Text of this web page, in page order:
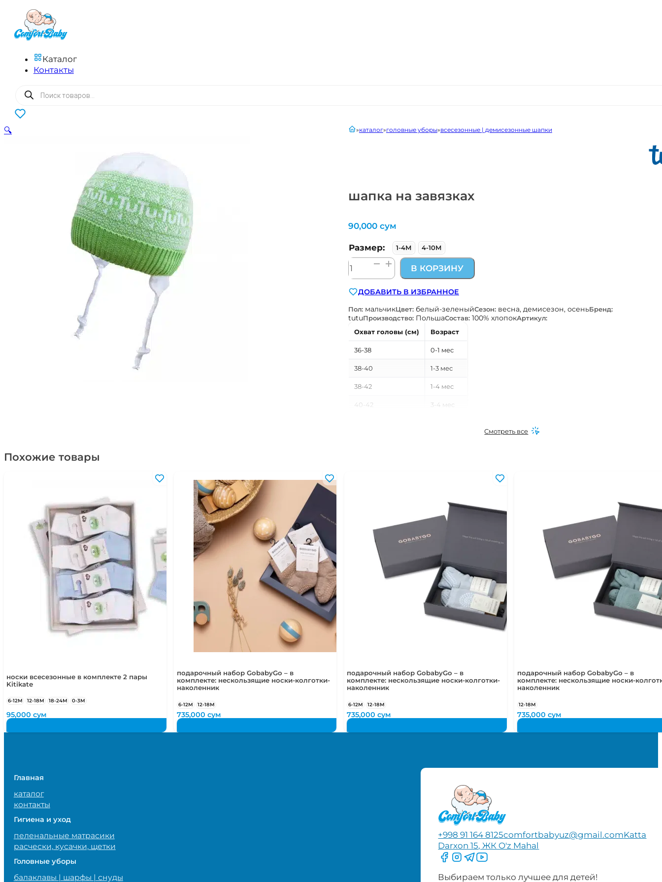
Каталог
Контакты
Поиск
товаров
0
шапка на завязках
главнаякаталог головные уборы всесезонные | демисезонные шапки
90,000 сум
Размер: 1-4М 4-10М
Количество
товара
на
завязках
В КОРЗИНУ
ДОБАВИТЬ В ИЗБРАННОЕ
Пол: мальчикЦвет: белый-зеленыйСезон: весна, демисезон, осеньБренд:
tutuПроизводство: ПольшаСостав: 100% хлопокАртикул:
Охват головы (см)
Возраст
36-38 0-1 мес
38-40 1-3 мес
38-42 1-4 мес
40-42 3-4 мес
6-16 мес
46-48
1-4 года
1,5-2 года
1,5-4 года
2-4 года
Смотреть все
🔍
Похожие товары
носки всесезонные в комплекте 2 пары
Kitikate
6-12М 12-18М 18-24М 0-3М
95,000сум
подарочный набор GobabyGo – в
комплекте: нескользящие носки-колготки-
наколенник
6-12М 12-18М
735,000 сум
подарочный набор GobabyGo – в
комплекте: нескользящие носки-колготки-
наколенник
6-12М 12-18М
735,000сум
подарочный набор GobabyGo – в
комплекте: нескользящие носки-
наколенник
12-18М
735,000 сум
Главная
каталог
контакты
Гигиена и уход
пеленальные матрасики
расчески, кусачки, щетки
Головные уборы
балаклавы | шарфы | снуды
+998 91 164 8125comfortbabyuz@gmail.comKatta
Darxon 15, ЖК O'z Mahal
Следите за нами на Facebook
Следите за нами в Instagram
Следите за нами в Telegram
Следите за нами в YouTube
Выбираем только лучшее для детей!